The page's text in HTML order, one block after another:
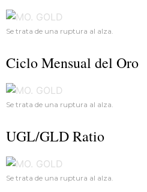
Se trata de una ruptura al alza.
Ciclo Mensual del Oro
Se trata de una ruptura al alza.
UGL/GLD Ratio
Se trata de una ruptura al alza.